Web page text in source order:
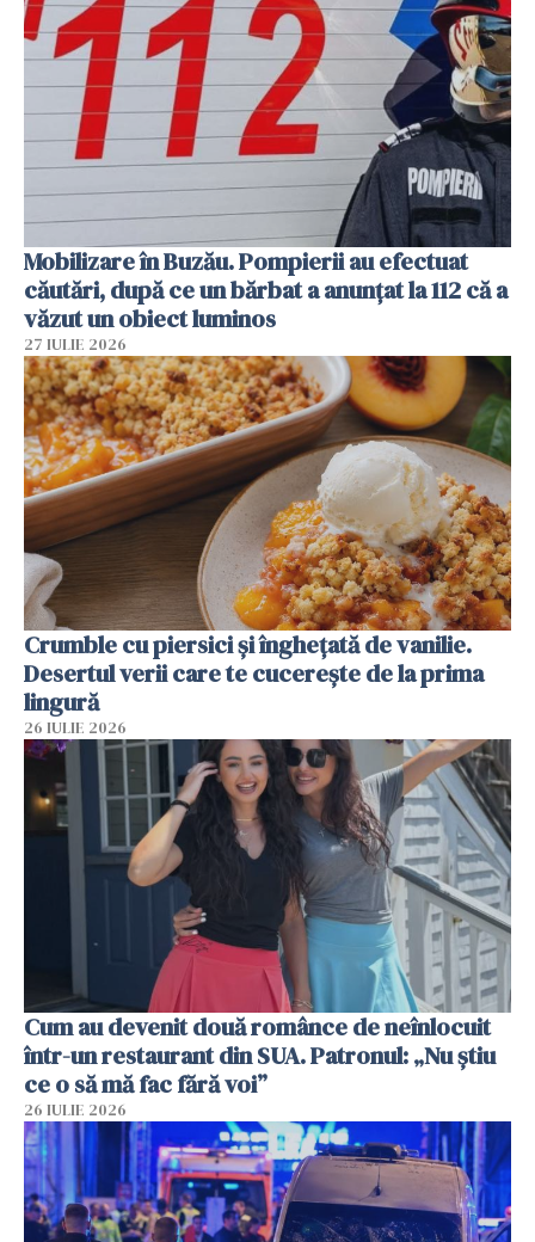
Mobilizare în Buzău. Pompierii au efectuat
căutări, după ce un bărbat a anunțat la 112 că a
văzut un obiect luminos
27 IULIE 2026
Crumble cu piersici și înghețată de vanilie.
Desertul verii care te cucerește de la prima
lingură
26 IULIE 2026
Cum au devenit două românce de neînlocuit
într-un restaurant din SUA. Patronul: „Nu știu
ce o să mă fac fără voi”
26 IULIE 2026